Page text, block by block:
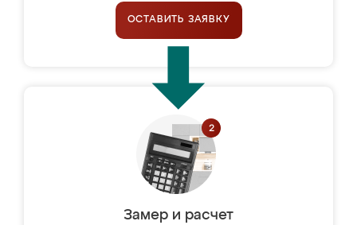
ОСТАВИТЬ ЗАЯВКУ
Замер и расчет